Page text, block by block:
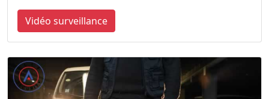
Vidéo surveillance